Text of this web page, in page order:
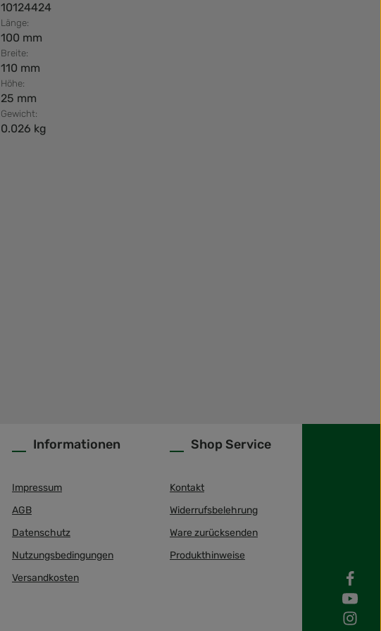
10124424
Länge:
100 mm
Breite:
110 mm
Höhe:
25 mm
Gewicht:
0.026 kg
Informationen
Impressum
AGB
Datenschutz
Nutzungsbedingungen
Versandkosten
Shop Service
Kontakt
Widerrufsbelehrung
Ware zurücksenden
Produkthinweise